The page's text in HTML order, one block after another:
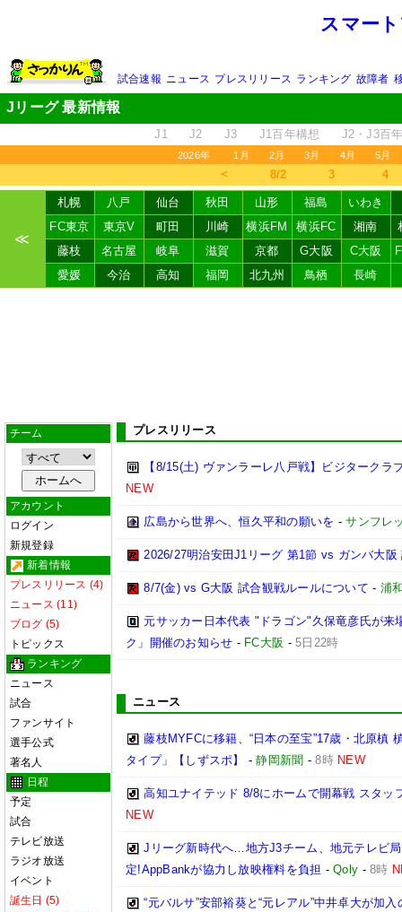
スマー
試合速報 ニュース プレスリリース ランキング 故障者
Jリーグ 最新情報
J1 J2 J3 J1百年構想 J2・J3百
2026年 1月 2月 3月 4月 5月
＜ 8/2 3 4
≪
札幌 八戸 仙台 秋田 山形 福島
いわき
FC東京
東京V 町田 川崎 横浜FM 横浜FC 湘南
藤枝
名古屋 岐阜 滋賀 京都 G大阪 C大阪
愛媛
今治 高知 福岡 北九州 鳥栖 長崎
チーム
アカウント
ログイン
新規登録
新着情報
プレスリリース (4)
ニュース (11)
ブログ (5)
トピックス
ランキング
ニュース
試合
ファンサイト
選手公式
著名人
日程
予定
試合
テレビ放送
ラジオ放送
イベント
誕生日 (5)
プレスリリース
【8/15(土) ヴァンラーレ八戸戦】ビジタークラ
NEW
広島から世界へ、恒久平和の願いを -サンフレ
2026/27明治安田J1リーグ 第1節 vs ガンバ大阪
8/7(金) vs G大阪 試合観戦ルールについて - 浦
元サッカー日本代表 "ドラゴン"久保竜彦氏が
ク」開催のお知らせ - FC大阪 -5日22時
ニュース
藤枝MYFCに移籍、“日本の至宝”17歳・北原槙
タイプ」【しずスポ】
-静岡新聞 -8時 NEW
高知ユナイテッド 8/8にホームで開幕戦 スタッ
NEW
Jリーグ新時代へ…地方J3チーム、地元テレビ
定!AppBankが協力し放映権料を負担 -Qoly -8時
“元バルサ”安部裕葵と“元レアル”中井卓大が加